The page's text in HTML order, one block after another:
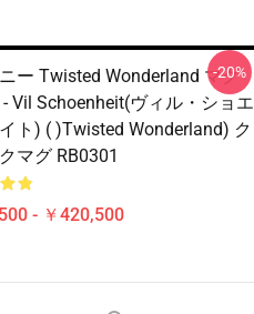
ー Twisted Wonderland マグ
- Vil Schoenheit(ヴィル・ショエ
ト) ( )Twisted Wonderland) ク
マグ RB0301
- ￥420,500
-20%